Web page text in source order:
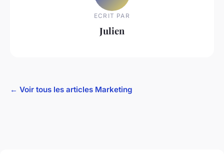
ECRIT PAR
Julien
← Voir tous les articles Marketing